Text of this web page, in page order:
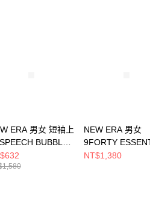
依據個別帳號之用戶狀況，依本公司即
ERA 男女 短袖上
BUBBLES
頓紅襪
NEW ERA 男女
9FORTY
NBA BASIC 洛杉
NT$1,380